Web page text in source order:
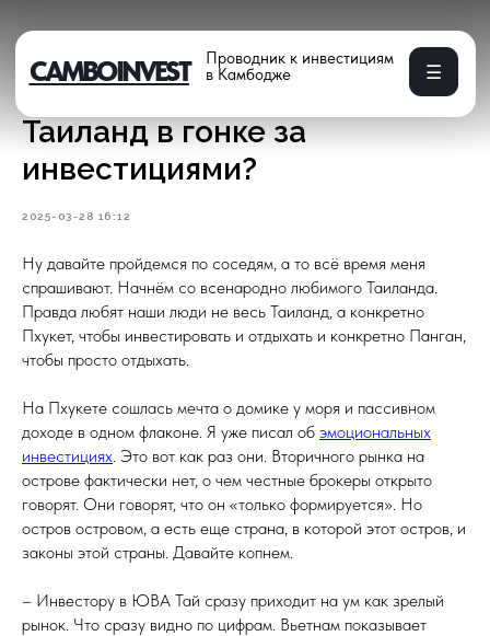
в Камбодже
Почему Камбоджа обходит
Таиланд в гонке за
инвестициями?
2025-03-28 16:12
Ну давайте пройдемся по соседям, а то всё время меня
спрашивают. Начнём со всенародно любимого Таиланда.
Правда любят наши люди не весь Таиланд, а конкретно
Пхукет, чтобы инвестировать и отдыхать и конкретно Панган,
чтобы просто отдыхать.
На Пхукете сошлась мечта о домике у моря и пассивном
доходе в одном флаконе. Я уже писал об эмоциональных
инвестициях. Это вот как раз они. Вторичного рынка на
острове фактически нет, о чем честные брокеры открыто
говорят. Они говорят, что он «только формируется». Но
остров островом, а есть еще страна, в которой этот остров, и
законы этой страны. Давайте копнем.
– Инвестору в ЮВА Тай сразу приходит на ум как зрелый
рынок. Что сразу видно по цифрам. Вьетнам показывает